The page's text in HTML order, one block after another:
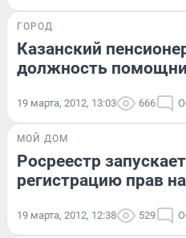
ГОРОД
Казанский
должность
19 марта, 2012, 13:03 666
МОЙ ДОМ
Росреестр
регистрацию прав
19 марта, 2012, 12:38 529